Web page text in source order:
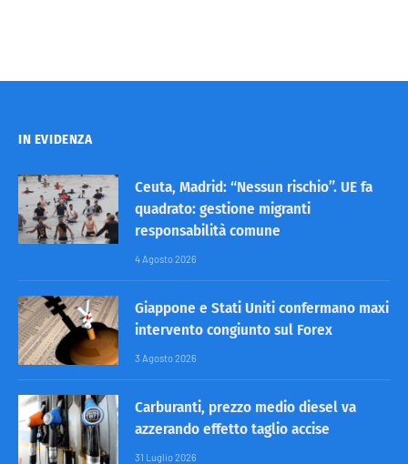
IN EVIDENZA
Ceuta, Madrid: “Nessun rischio”. UE fa
quadrato: gestione migranti
responsabilità comune
4 Agosto 2026
Giappone e Stati Uniti confermano maxi
intervento congiunto sul Forex
3 Agosto 2026
Carburanti, prezzo medio diesel va
azzerando effetto taglio accise
31 Luglio 2026